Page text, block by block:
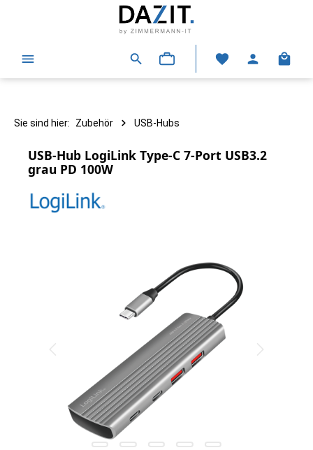
Sie sind hier: Zubehör USB-Hubs
USB-Hub LogiLink Type-C 7-Port USB3.2
grau PD 100W